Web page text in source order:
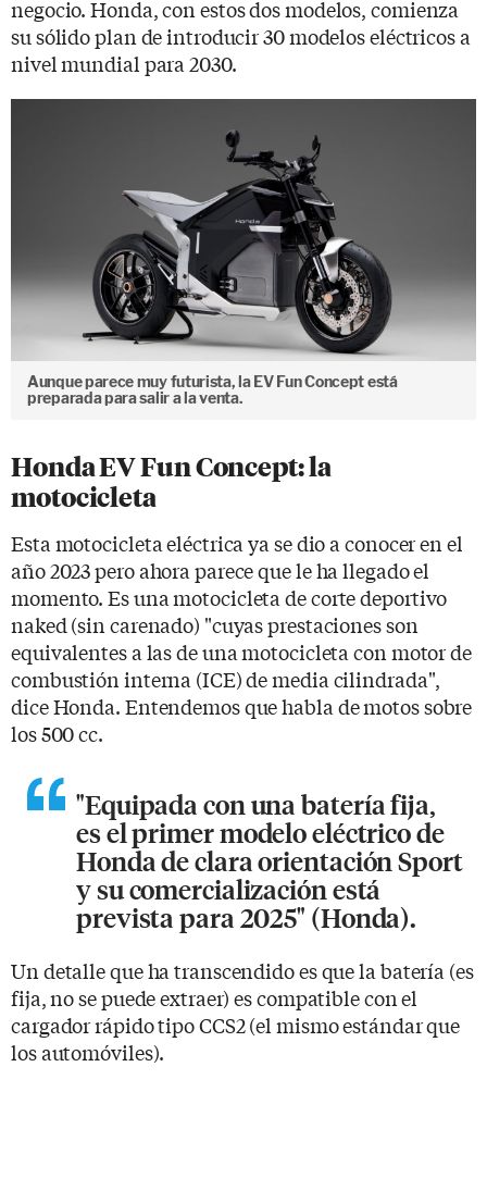
negocio. Honda, con estos dos modelos, comienza
su sólido plan de introducir 30 modelos eléctricos a
nivel mundial para 2030.
Aunque parece muy futurista, la EV Fun Concept está
preparada para salir a la venta.
Honda EV Fun Concept: la
motocicleta
Esta motocicleta eléctrica ya se dio a conocer en el
año 2023 pero ahora parece que le ha llegado el
momento. Es una motocicleta de corte deportivo
naked (sin carenado) "cuyas prestaciones son
equivalentes a las de una motocicleta con motor de
combustión interna (ICE) de media cilindrada",
dice Honda. Entendemos que habla de motos sobre
los 500 cc.
"Equipada con una batería fija,
es el primer modelo eléctrico de
Honda de clara orientación Sport
y su comercialización está
prevista para 2025" (Honda).
Un detalle que ha transcendido es que la batería (es
fija, no se puede extraer) es compatible con el
cargador rápido tipo CCS2 (el mismo estándar que
los automóviles).